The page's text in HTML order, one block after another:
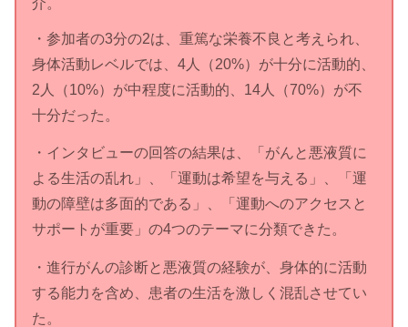
・参加者の3分の2は、重篤な栄養不良と考えられ、
身体活動レベルでは、4人（20%）が十分に活動的、
2人（10%）が中程度に活動的、14人（70%）が不
十分だった。
・インタビューの回答の結果は、「がんと悪液質に
よる生活の乱れ」、「運動は希望を与える」、「運
動の障壁は多面的である」、「運動へのアクセスと
サポートが重要」の4つのテーマに分類できた。
・進行がんの診断と悪液質の経験が、身体的に活動
する能力を含め、患者の生活を激しく混乱させてい
た。